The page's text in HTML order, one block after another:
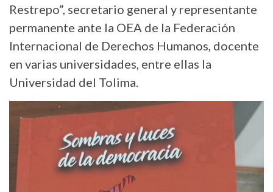
Restrepo”, secretario general y representante
permanente ante la OEA de la Federación
Internacional de Derechos Humanos, docente
en varias universidades, entre ellas la
Universidad del Tolima.